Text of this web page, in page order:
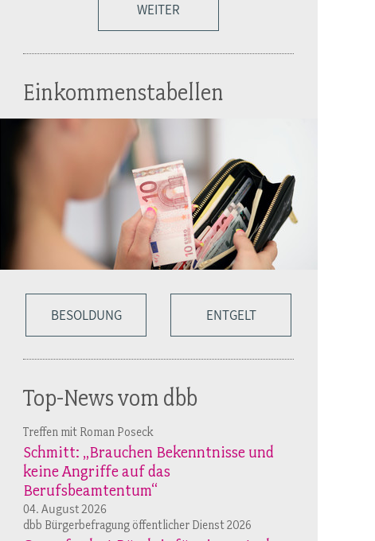
WEITER
Einkommenstabellen
BESOLDUNG ENTGELT
Top-News vom dbb
Treffen mit Roman Poseck
Schmitt: „Brauchen Bekenntnisse und
keine Angriffe auf das
Berufsbeamtentum“
04. August 2026
dbb Bürgerbefragung öffentlicher Dienst 2026